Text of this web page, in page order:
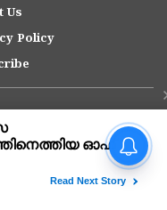
Us
Policy
ഇനി